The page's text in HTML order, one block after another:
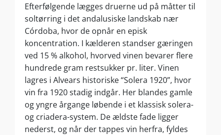
Efterfølgende lægges druerne ud på måtter til
soltørring i det andalusiske landskab nær
Córdoba, hvor de opnår en episk
koncentration. I kælderen standser gæringen
ved 15 % alkohol, hvorved vinen bevarer flere
hundrede gram restsukker pr. liter. Vinen
lagres i Alvears historiske “Solera 1920”, hvor
vin fra 1920 stadig indgår. Her blandes gamle
og yngre årgange løbende i et klassisk solera-
og criadera-system. De ældste fade ligger
nederst, og når der tappes vin herfra, fyldes